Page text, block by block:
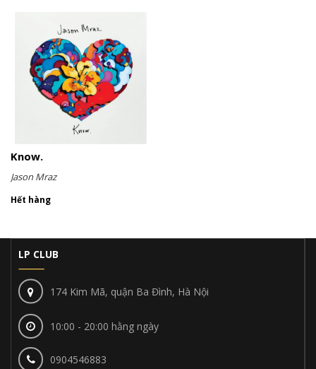
Know.
Jason Mraz
Hết hàng
LP CLUB
174 Kim Mã, quận Ba Đình, Hà Nội
10:00 - 20:00 hằng ngày
0904546883